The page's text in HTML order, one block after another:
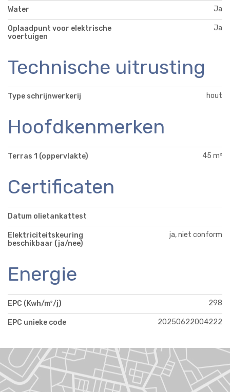
Water Ja
Oplaadpunt voor elektrische
voertuigen
Ja
Technische uitrusting
Type schrijnwerkerij hout
Hoofdkenmerken
Terras 1 (oppervlakte) 45 m²
Certificaten
Datum olietankattest
Elektriciteitskeuring
beschikbaar (ja/nee)
ja, niet conform
Energie
EPC (Kwh/m²/j) 298
EPC unieke code 20250622004222